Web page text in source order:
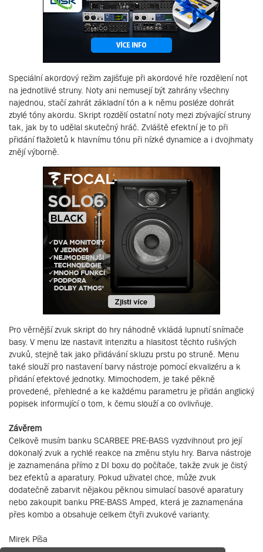
Speciální akordový režim zajišťuje při akordové hře rozdělení not
na jednotlivé struny. Noty ani nemusejí být zahrány všechny
najednou, stačí zahrát základní tón a k němu posléze dohrát
zbylé tóny akordu. Skript rozdělí ostatní noty mezi zbývající struny
tak, jak by to udělal skutečný hráč. Zvláště efektní je to při
přidání flažoletů k hlavnímu tónu při nízké dynamice a i dvojhmaty
znějí výborně.
Pro věrnější zvuk skript do hry náhodně vkládá lupnutí snímače
basy. V menu lze nastavit intenzitu a hlasitost těchto rušivých
zvuků, stejně tak jako přidávání skluzu prstu po struně. Menu
také slouží pro nastavení barvy nástroje pomocí ekvalizéru a k
přidání efektové jednotky. Mimochodem, je také pěkně
provedené, přehledné a ke každému parametru je přidán anglický
popisek informující o tom, k čemu slouží a co ovlivňuje.
Závěrem
Celkově musím banku SCARBEE PRE-BASS vyzdvihnout pro její
dokonalý zvuk a rychlé reakce na změnu stylu hry. Barva nástroje
je zaznamenána přímo z DI boxu do počítače, takže zvuk je čistý
bez efektů a aparatury. Pokud uživatel chce, může zvuk
dodatečně zabarvit nějakou pěknou simulací basové aparatury
nebo zakoupit banku PRE-BASS Amped, která je zaznamenána
přes kombo a obsahuje celkem čtyři zvukové varianty.
Mirek Píša